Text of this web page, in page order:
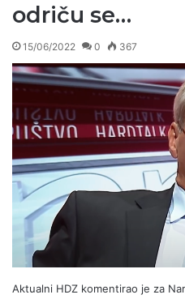
odriču se…
15/06/2022 0 367
Aktualni HDZ komentirao je za